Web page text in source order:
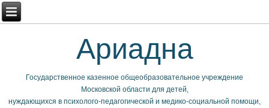
Ариадна
Государственное казенное общеобразовательное учреждение
Московской области для детей,
нуждающихся в психолого-педагогической и медико-социальной помощи,